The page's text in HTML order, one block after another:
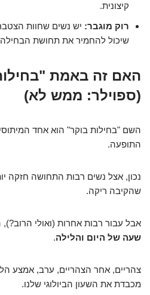
קיצונית.
רוק מוגבר: יש נשים שחוות
שיכול להחמיר את תחושת
האם זה באמת
(ספוילר: ממש לא)
השם "בחילות בוקר" הוא אחד
התופעה.
נכון, אצל נשים רבות התחושה חזקה
שהקיבה ריקה.
אבל עבור רבות אחרות (ואולי הרוב?),
שעה של היום והלילה.
צהריים, אחר הצהריים, ערב, אמצע
מכבדת את השעון הביולוגי שלנו.